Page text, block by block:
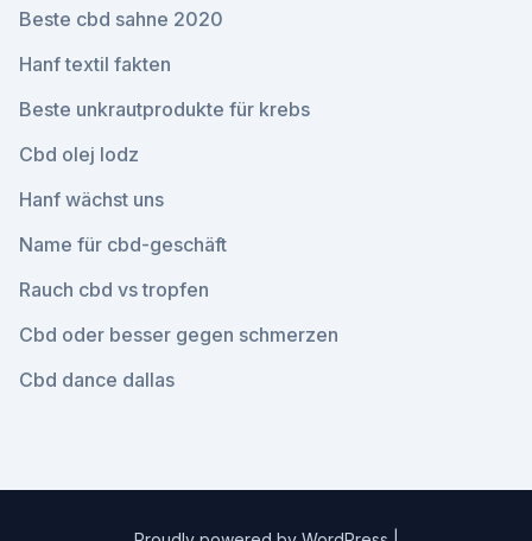
Beste cbd sahne 2020
Hanf textil fakten
Beste unkrautprodukte für krebs
Cbd olej lodz
Hanf wächst uns
Name für cbd-geschäft
Rauch cbd vs tropfen
Cbd oder besser gegen schmerzen
Cbd dance dallas